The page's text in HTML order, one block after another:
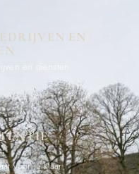
EN
en diensten
voor je klaar